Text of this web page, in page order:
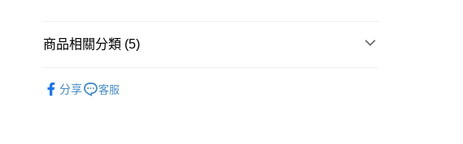
順豐站及營業點 - 確認發貨後1-3個工作天送達
商品相關分類 (5)
分享 客服